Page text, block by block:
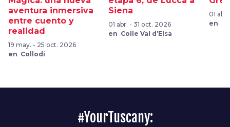
aventura inmersiva
entre cuento y
realidad
19 may. - 25 oct. 2026
en Collodi
Siena
01 abr. - 31 oct. 2026
en Colle Val d’Elsa
01
en
#YourTuscany: